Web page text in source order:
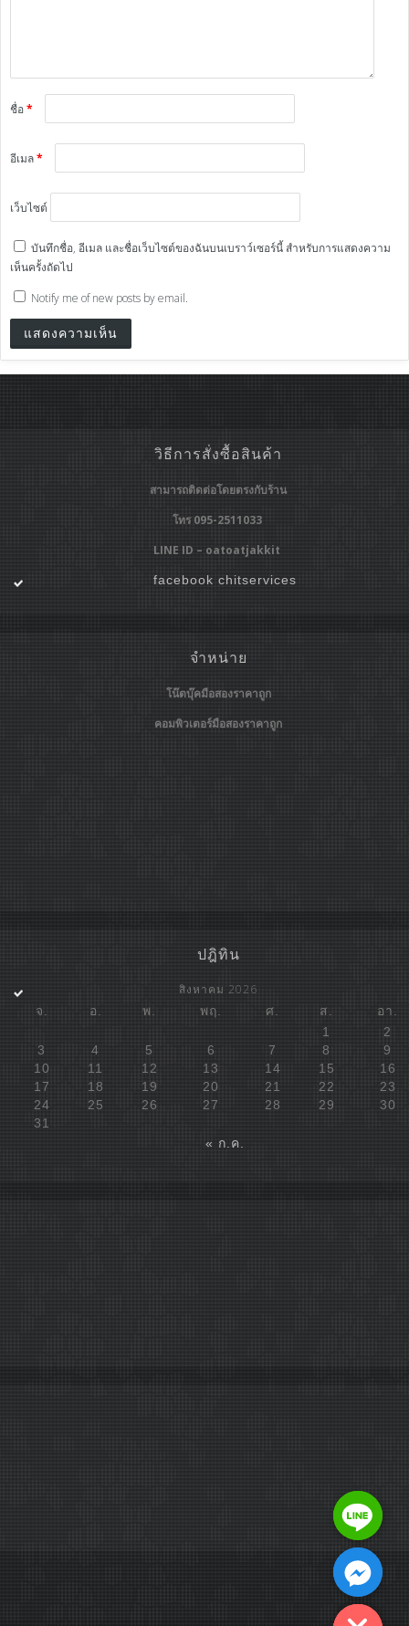
ชื่อ*
อีเมล*
เว็บไซต์
บันทึกชื่อ, อีเมล และชื่อเว็บไซต์ของฉันบนเบราว์เซอร์นี้ สำหรับการแสดงความ
เห็นครั้งถัดไป
Notify me of new posts by email.
วิธีการสั่งซื้อสินค้า
สามารถติดต่อโดยตรงกับร้าน
โทร 095-2511033
LINE ID – oatoatjakkit
facebook chitservices
จำหน่าย
โน๊ตบุ๊คมือสองราคาถูก
คอมพิวเตอร์มือสองราคาถูก
ปฎิทิน
สิงหาคม 2026
จ. อ. พ. พฤ. ศ. ส.
อา.
1
2
3
4 5 6 7 8
9
10
11 12 13 14 15
16
17
18 19 20 21 22
23
24
25 26 27 28 29
30
31
« ก.ค.